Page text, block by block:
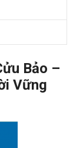
Bảo –
Vững